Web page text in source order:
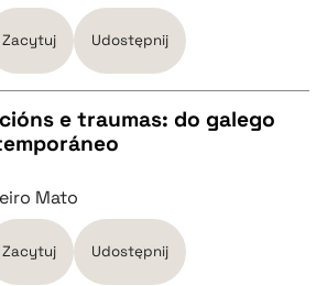
Zacytuj Udostępnij
e traumas: do galego
Mato
Zacytuj Udostępnij